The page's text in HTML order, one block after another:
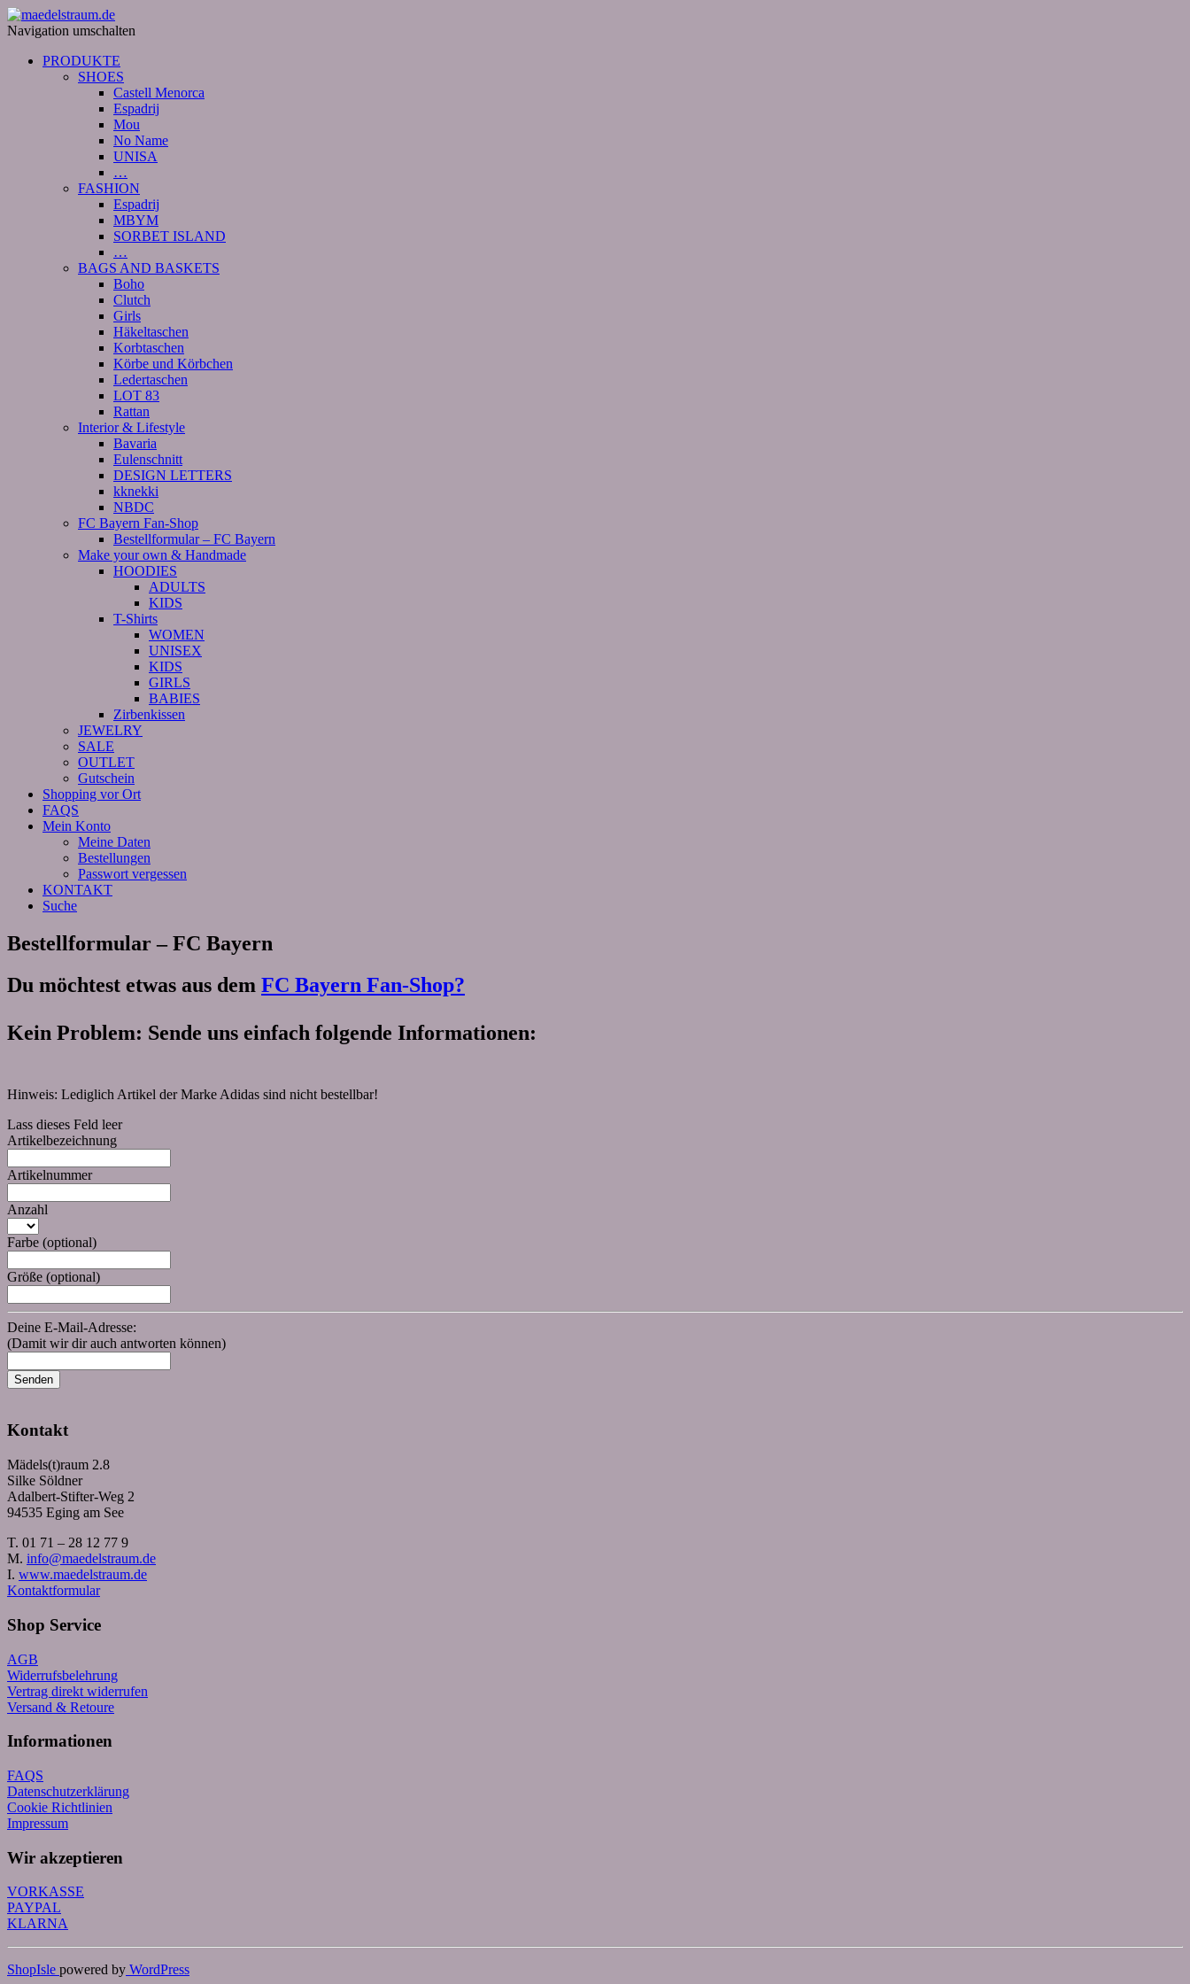
Navigation umschalten
PRODUKTE
SHOES
Castell Menorca
Espadrij
Mou
No Name
UNISA
…
FASHION
Espadrij
MBYM
SORBET ISLAND
…
BAGS AND BASKETS
Boho
Clutch
Girls
Häkeltaschen
Korbtaschen
Körbe und Körbchen
Ledertaschen
LOT 83
Rattan
Interior & Lifestyle
Bavaria
Eulenschnitt
DESIGN LETTERS
kknekki
NBDC
FC Bayern Fan-Shop
Bestellformular – FC Bayern
Make your own & Handmade
HOODIES
ADULTS
KIDS
T-Shirts
WOMEN
UNISEX
KIDS
GIRLS
BABIES
Zirbenkissen
JEWELRY
SALE
OUTLET
Gutschein
Shopping vor Ort
FAQS
Mein Konto
Meine Daten
Bestellungen
Passwort vergessen
KONTAKT
Suche
Bestellformular – FC Bayern
Du möchtest etwas aus dem FC Bayern Fan-Shop?
Kein Problem: Sende uns einfach folgende Informationen:
Hinweis: Lediglich Artikel der Marke Adidas sind nicht bestellbar!
Lass dieses Feld leer
Artikelbezeichnung
Artikelnummer
Anzahl
Farbe (optional)
Größe (optional)
Deine E-Mail-Adresse:
(Damit wir dir auch antworten können)
Senden
Kontakt
Mädels(t)raum 2.8
Silke Söldner
Adalbert-Stifter-Weg 2
94535 Eging am See
T. 01 71 – 28 12 77 9
M. info@maedelstraum.de
I. www.maedelstraum.de
Kontaktformular
Shop Service
AGB
Widerrufsbelehrung
Vertrag direkt widerrufen
Versand & Retoure
Informationen
FAQS
Datenschutzerklärung
Cookie Richtlinien
Impressum
Wir akzeptieren
VORKASSE
PAYPAL
KLARNA
ShopIsle powered by WordPress